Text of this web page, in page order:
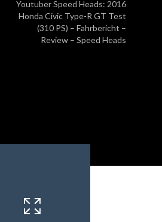
Youtuber Speed Heads: 2016
Honda Civic Type-R GT Test
(310 PS) – Fahrbericht –
Review – Speed Heads